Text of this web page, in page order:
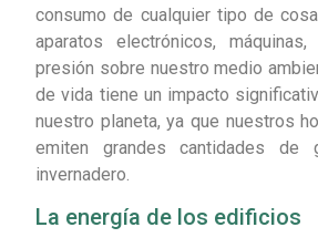
consumo de cualquier tipo de
aparatos electrónicos,
presión sobre nuestro medio
de vida tiene un impacto
nuestro planeta, ya que nuestros
emiten grandes cantidades de
invernadero.
La energía de los edificios